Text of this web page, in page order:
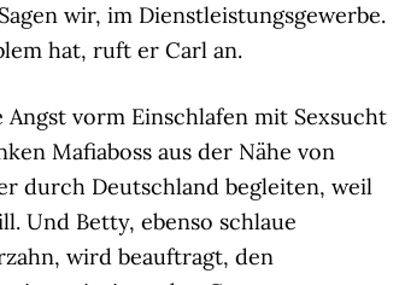
wir, im Dienstleistungsgewerbe.
hat, ruft er Carl an.
Angst vorm Einschlafen mit Sexsucht
Mafiaboss aus der Nähe von
durch Deutschland begleiten, weil
Und Betty, ebenso schlaue
wird beauftragt, den